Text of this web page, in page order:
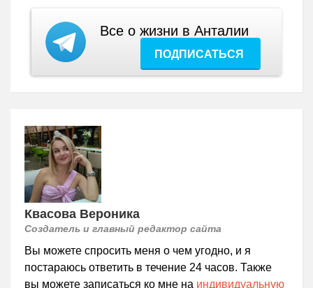
Все о жизни в Анталии
ПОДПИСАТЬСЯ
Квасова Вероника
Создатель и главный редактор сайта
Вы можете спросить меня о чем угодно, и я
постараюсь ответить в течение 24 часов. Также
вы можете записаться ко мне на индивидуальную